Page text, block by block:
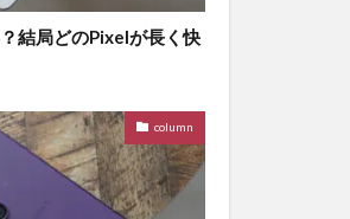
結局どのPixelが長く快
column